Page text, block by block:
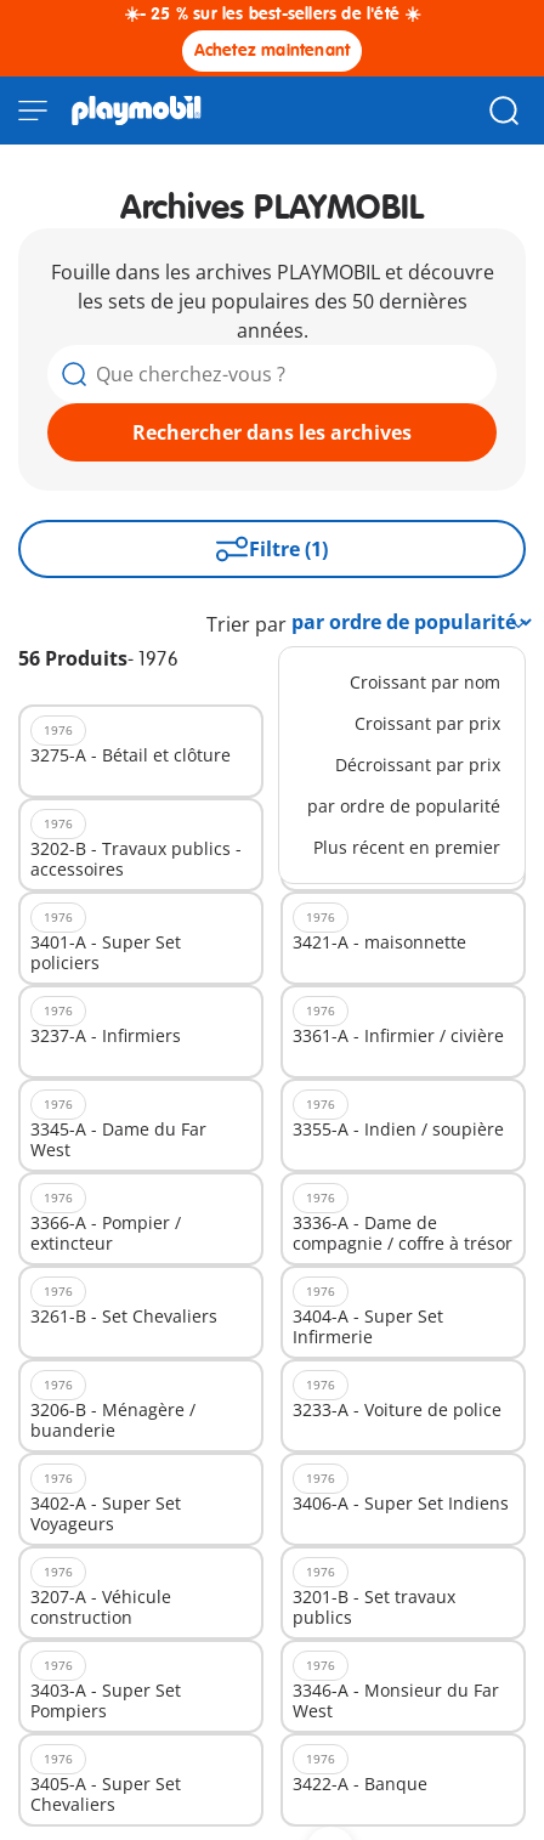
☀️- 25 % sur les best-sellers de l'été ☀️
Achetez maintenant
Archives PLAYMOBIL
Fouille dans les archives PLAYMOBIL et découvre
les sets de jeu populaires des 50 dernières
années.
Rechercher dans les archives
Filtre (1)
56 Produits- 1976
Trier par
Croissant par nom
Croissant par prix
Décroissant par prix
par ordre de popularité
Plus récent en premier
1976
3275-A - Bétail et clôture 3428-A - Ecurie
1976
3202-B - Travaux publics -
accessoires
3234-A - Set Pompiers
1976
3401-A - Super Set
policiers
1976
3421-A - maisonnette
1976
3237-A - Infirmiers
1976
3361-A - Infirmier / civière
1976
3345-A - Dame du Far
West
1976
3355-A - Indien / soupière
1976
3366-A - Pompier /
extincteur
1976
3336-A - Dame de
compagnie / coffre à trésor
1976
3261-B - Set Chevaliers
1976
3404-A - Super Set
Infirmerie
1976
3206-B - Ménagère /
buanderie
1976
3233-A - Voiture de police
1976
3402-A - Super Set
Voyageurs
1976
3406-A - Super Set Indiens
1976
3207-A - Véhicule
construction
1976
3201-B - Set travaux
publics
1976
3403-A - Super Set
Pompiers
1976
3346-A - Monsieur du Far
West
1976
3405-A - Super Set
Chevaliers
1976
3422-A - Banque